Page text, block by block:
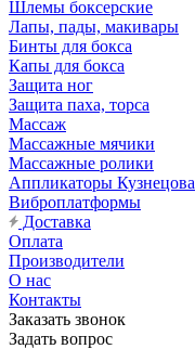
Шлемы боксерские
Лапы, пады, макивары
Бинты для бокса
Капы для бокса
Защита ног
Защита паха, торса
Массаж
Массажные мячики
Массажные ролики
Аппликаторы Кузнецова
Виброплатформы
Доставка
Оплата
Производители
О нас
Контакты
Заказать звонок
Задать вопрос